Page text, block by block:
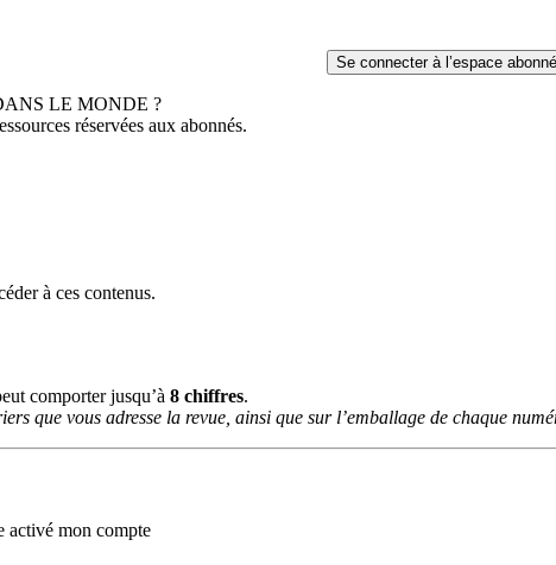
LE MONDE ?
réservées aux abonnés.
à ces contenus.
comporter jusqu’à 8 chiffres.
que vous adresse la revue, ainsi que sur l’emballage de chaque
activé mon compte